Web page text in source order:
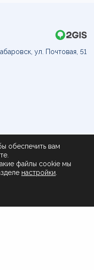
ул. Почтовая, 51
обеспечить вам
файлы cookie мы
настройки